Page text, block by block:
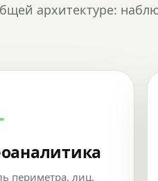
архитектуре:
периметра, лиц,